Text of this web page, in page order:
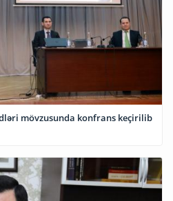
mövzusunda konfrans keçirilib